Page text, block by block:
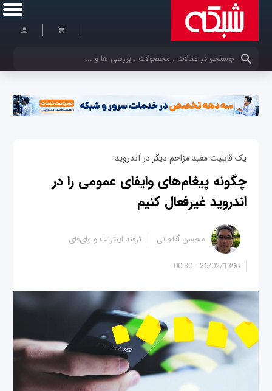
کلمات کلیدی خود را وارد کنید
یک قابلیت مفید مزاحم دیگر در آندرويد
چگونه پیغام‌های وای‎فای عمومی‎ را در
اندروید غیرفعال کنیم
26/02/1396 - 00:30
محسن آقاجانی ترفند اینترنت و وای‌فای